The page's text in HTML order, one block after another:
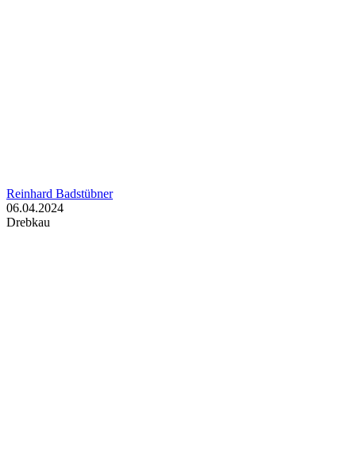
Reinhard Badstübner
06.04.2024
Drebkau